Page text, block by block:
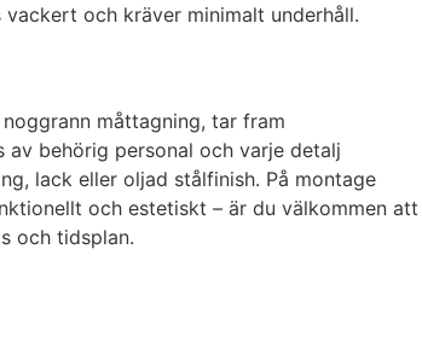
och kräver minimalt underhåll.
måttagning, tar fram
behörig personal och varje detalj
lack eller oljad stålfinish. På montage
och estetiskt – är du välkommen att
och tidsplan.